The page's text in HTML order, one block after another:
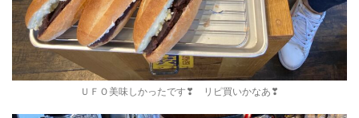
ＵＦＯ美味しかったです❣ リピ買いかなあ❣